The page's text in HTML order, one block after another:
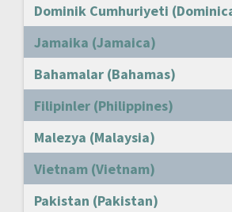
Dominik Cumhuriyeti
Jamaika (Jamaica)
Bahamalar (Bahamas)
Filipinler (Philippines)
Malezya (Malaysia)
Vietnam (Vietnam)
Pakistan (Pakistan)